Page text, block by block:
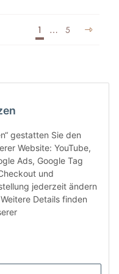
1 … 5
UNSEREN
Abonnieren
per E-Mail zu.
gestatten Sie den
Website: YouTube,
Ads, Google Tag
und
jederzeit ändern
Details finden